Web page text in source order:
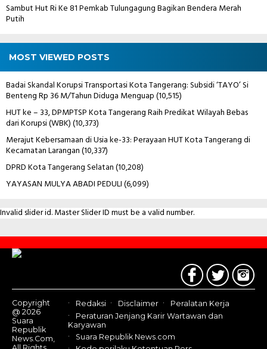
Sambut Hut Ri Ke 81 Pemkab Tulungagung Bagikan Bendera Merah
Putih
MOST VIEWED POSTS
Badai Skandal Korupsi Transportasi Kota Tangerang: Subsidi ‘TAYO’ Si
Benteng Rp 36 M/Tahun Diduga Menguap(10,515)
HUT ke – 33, DPMPTSP Kota Tangerang Raih Predikat Wilayah Bebas
dari Korupsi (WBK)(10,373)
Merajut Kebersamaan di Usia ke-33: Perayaan HUT Kota Tangerang di
Kecamatan Larangan(10,337)
DPRD Kota Tangerang Selatan(10,208)
YAYASAN MULYA ABADI PEDULI(6,099)
Invalid slider id. Master Slider ID must be a valid number.
Contact
Us
Copyright
@ 2026
Suara
Republik
News.Com,
Redaksi Disclaimer
Peralatan Kerja
Peraturan Jenjang Karir Wartawan dan
Karyawan
Suara Republik News.com